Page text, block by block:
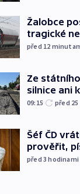
Žalobce
tragické
před 12
Ze
silnice ani
09:15 před 25
Šéf ČD
prověřit,
před 3hodinami